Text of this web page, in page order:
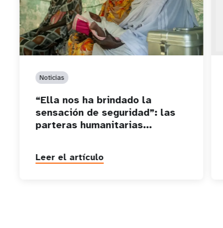
Noticias
“Ella nos ha brindado la
sensación de seguridad”: las
parteras humanitarias...
Leer el artículo